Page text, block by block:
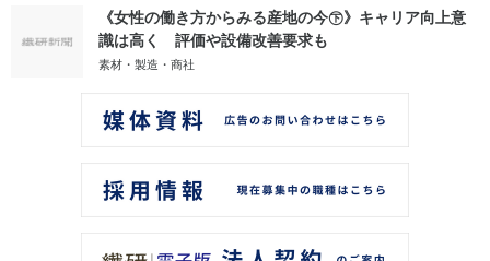
《女性の働き方からみる産地の今㊦》キャリア向上意
識は高く 評価や設備改善要求も
素材・製造・商社